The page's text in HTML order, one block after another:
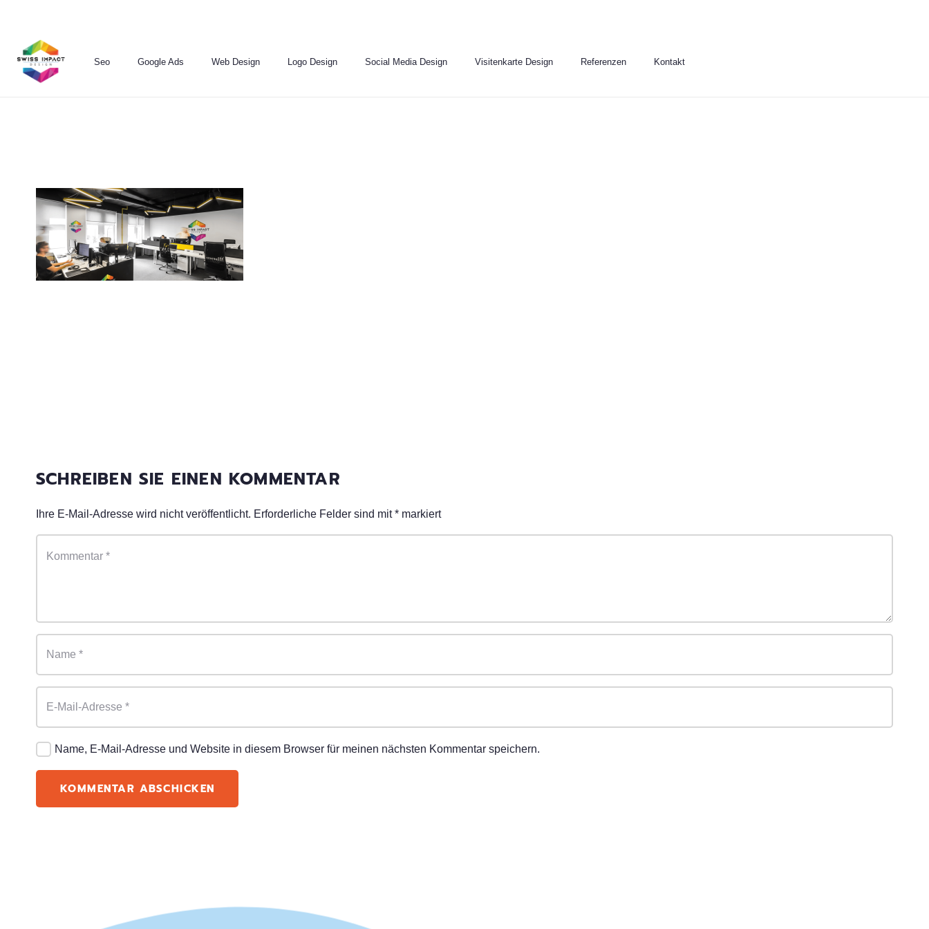
Seo Google Ads Web Design Logo Design Social Media Design Visitenkarte Design Referenzen Kontakt
SCHREIBEN SIE EINEN KOMMENTAR
Ihre E-Mail-Adresse wird nicht veröffentlicht. Erforderliche Felder sind mit* markiert
Name, E-Mail-Adresse und Website in diesem Browser für meinen nächsten Kommentar speichern.
KOMMENTAR ABSCHICKEN